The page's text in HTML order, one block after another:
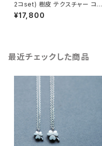
2コset) 樹皮 テクスチャー コン
ビ ペア リング シルバー925
¥17,800
最近チェックした商品